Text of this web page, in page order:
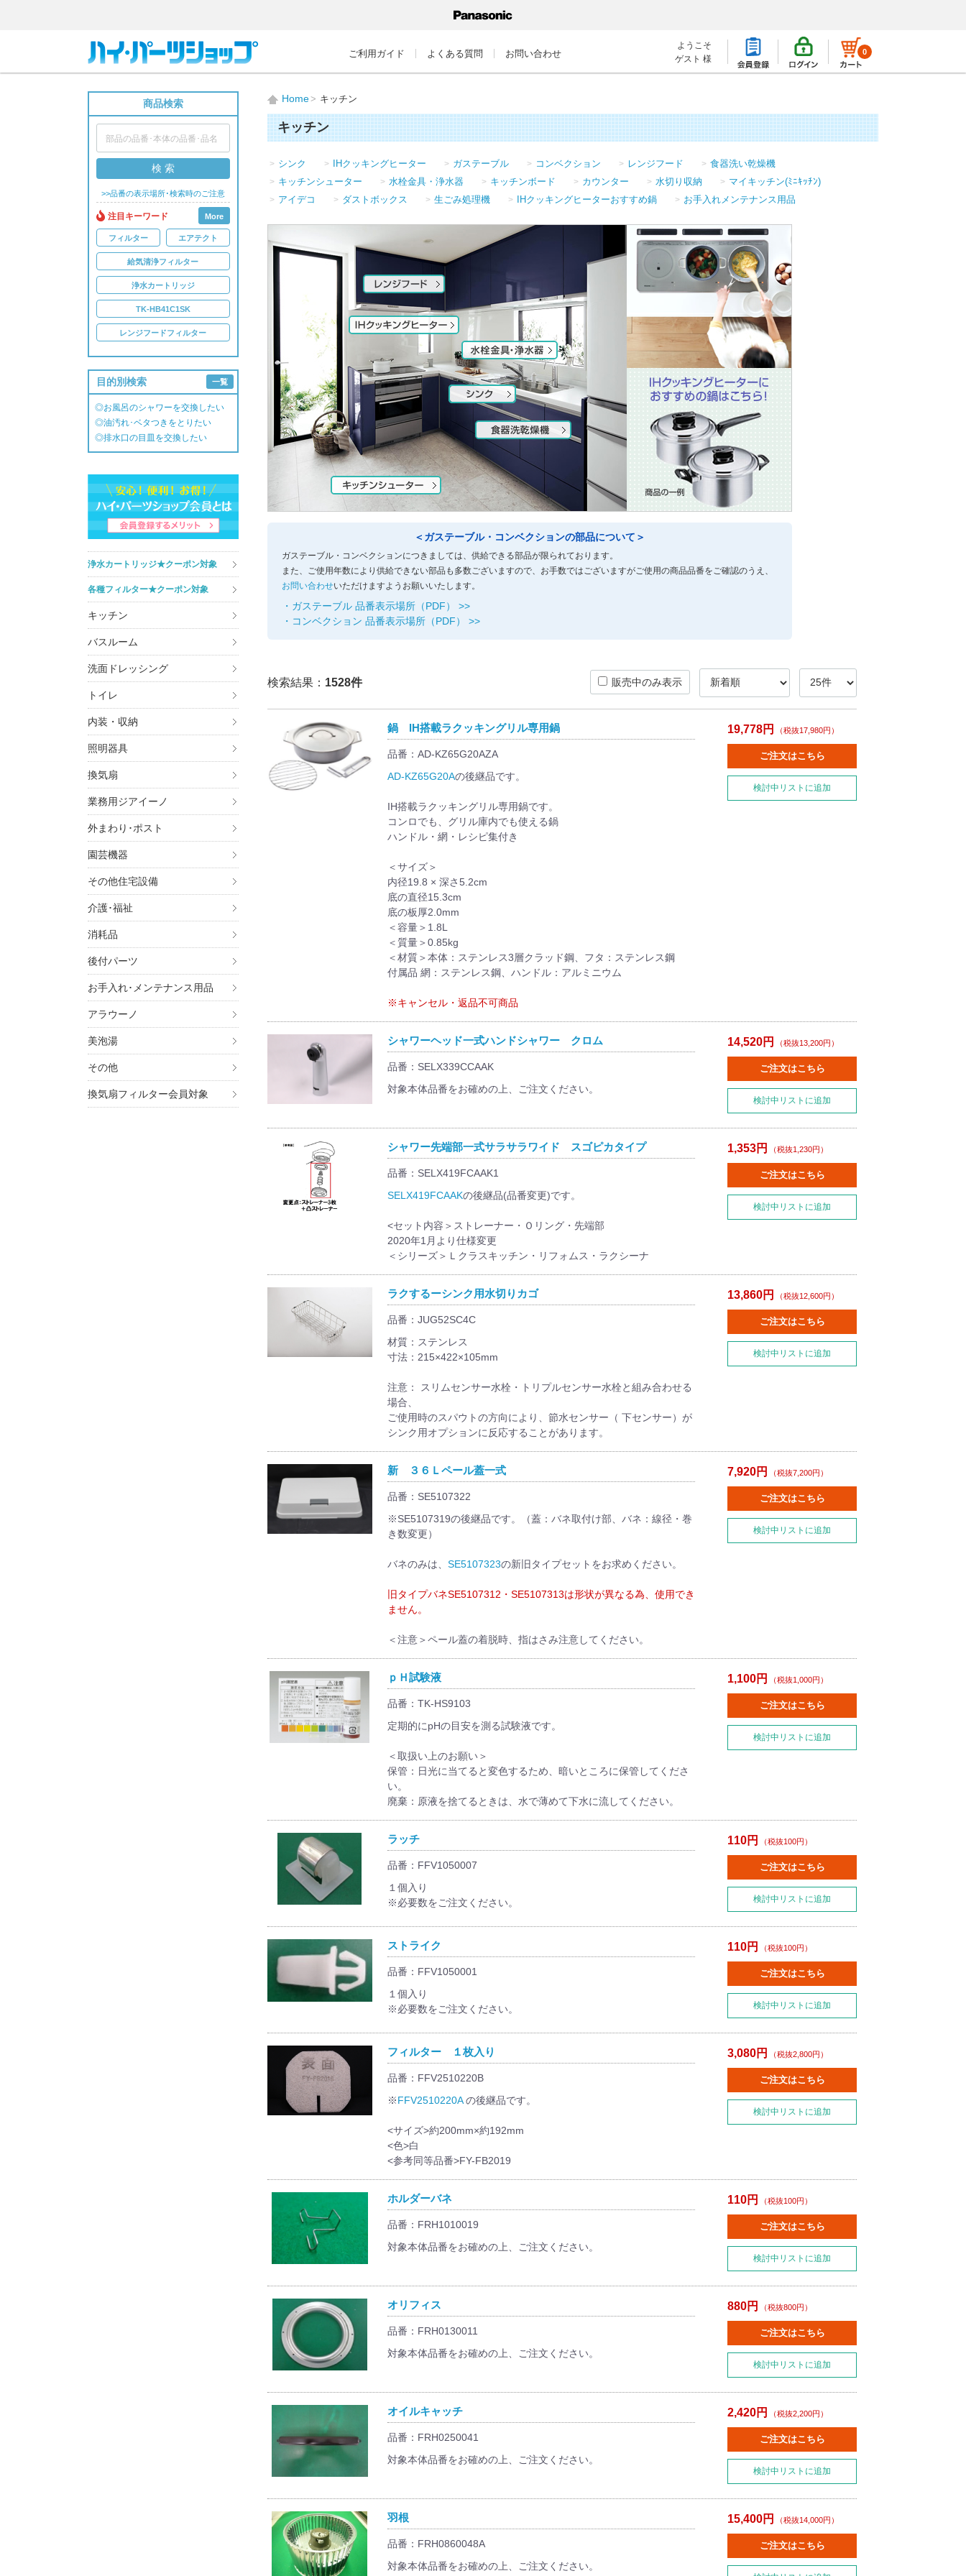
ご利用ガイド よくある質問 お問い合わせ
ようこそ
ゲスト 様
0
商品検索
検 索
>>品番の表示場所･検索時のご注意
注目キーワード More
フィルター エアテクト
給気清浄フィルター
浄水カートリッジ
TK-HB41C1SK
レンジフードフィルター
目的別検索 一覧
◎お風呂のシャワーを交換したい
◎油汚れ･ベタつきをとりたい
◎排水口の目皿を交換したい
浄水カートリッジ★クーポン対象
各種フィルター★クーポン対象
キッチン
バスルーム
洗面ドレッシング
トイレ
内装・収納
照明器具
換気扇
業務用ジアイーノ
外まわり･ポスト
園芸機器
その他住宅設備
介護･福祉
消耗品
後付パーツ
お手入れ･メンテナンス用品
アラウーノ
美泡湯
その他
換気扇フィルター会員対象
Home キッチン
キッチン
シンク IHクッキングヒーター ガステーブル コンベクション レンジフード
食器洗い乾燥機
キッチンシューター
水栓金具・浄水器 キッチンボード カウンター 水切り収納
マイキッチン(ﾐﾆｷｯﾁﾝ)
アイデコ
ダストボックス 生ごみ処理機 IHクッキングヒーターおすすめ鍋 お手入れメンテナンス用品
＜ガステーブル・コンベクションの部品について＞
ガステーブル・コンベクションにつきましては、供給できる部品が限られております。
また、ご使用年数により供給できない部品も多数ございますので、お手数ではございますがご使用の商品品番をご確認のうえ、
お問い合わせいただけますようお願いいたします。
・ガステーブル 品番表示場所（PDF） >>
・コンベクション 品番表示場所（PDF） >>
検索結果： 1528件 販売中のみ表示
鍋 IH搭載ラクッキングリル専用鍋
品番：AD-KZ65G20AZA
AD-KZ65G20Aの後継品です。
IH搭載ラクッキングリル専用鍋です。
コンロでも、グリル庫内でも使える鍋
ハンドル・網・レシピ集付き
＜サイズ＞
内径19.8 × 深さ5.2cm
底の直径15.3cm
底の板厚2.0mm
＜容量＞1.8L
＜質量＞0.85kg
＜材質＞本体：ステンレス3層クラッド鋼、フタ：ステンレス鋼
付属品 網：ステンレス鋼、ハンドル：アルミニウム
※キャンセル・返品不可商品
19,778円 （税抜17,980円）
ご注文はこちら
検討中リストに追加
シャワーヘッド一式ハンドシャワー クロム
品番：SELX339CCAAK
対象本体品番をお確めの上、ご注文ください。
14,520円 （税抜13,200円）
ご注文はこちら
検討中リストに追加
シャワー先端部一式サラサラワイド スゴピカタイプ
品番：SELX419FCAAK1
SELX419FCAAKの後継品(品番変更)です。
<セット内容＞ストレーナー・Ｏリング・先端部
2020年1月より仕様変更
＜シリーズ＞Ｌクラスキッチン・リフォムス・ラクシーナ
1,353円 （税抜1,230円）
ご注文はこちら
検討中リストに追加
ラクするーシンク用水切りカゴ
品番：JUG52SC4C
材質：ステンレス
寸法：215×422×105mm
注意： スリムセンサー水栓・トリプルセンサー水栓と組み合わせる
場合、
ご使用時のスパウトの方向により、節水センサー（ 下センサー）が
シンク用オプションに反応することがあります。
13,860円 （税抜12,600円）
ご注文はこちら
検討中リストに追加
新 ３６Ｌペール蓋一式
品番：SE5107322
※SE5107319の後継品です。（蓋：バネ取付け部、バネ：線径・巻
き数変更）
バネのみは、 SE5107323の新旧タイプセットをお求めください。
旧タイプバネSE5107312・SE5107313は形状が異なる為、使用でき
ません。
＜注意＞ペール蓋の着脱時、指はさみ注意してください。
7,920円 （税抜7,200円）
ご注文はこちら
検討中リストに追加
ｐＨ試験液
品番：TK-HS9103
定期的にpHの目安を測る試験液です。
＜取扱い上のお願い＞
保管：日光に当てると変色するため、暗いところに保管してくださ
い。
廃棄：原液を捨てるときは、水で薄めて下水に流してください。
1,100円 （税抜1,000円）
ご注文はこちら
検討中リストに追加
ラッチ
品番：FFV1050007
１個入り
※必要数をご注文ください。
110円 （税抜100円）
ご注文はこちら
検討中リストに追加
ストライク
品番：FFV1050001
１個入り
※必要数をご注文ください。
110円 （税抜100円）
ご注文はこちら
検討中リストに追加
フィルター １枚入り
品番：FFV2510220B
※FFV2510220Aの後継品です。
<サイズ>約200mm×約192mm
<色>白
<参考同等品番>FY-FB2019
3,080円 （税抜2,800円）
ご注文はこちら
検討中リストに追加
ホルダーバネ
品番：FRH1010019
対象本体品番をお確めの上、ご注文ください。
110円 （税抜100円）
ご注文はこちら
検討中リストに追加
オリフィス
品番：FRH0130011
対象本体品番をお確めの上、ご注文ください。
880円 （税抜800円）
ご注文はこちら
検討中リストに追加
オイルキャッチ
品番：FRH0250041
対象本体品番をお確めの上、ご注文ください。
2,420円 （税抜2,200円）
ご注文はこちら
検討中リストに追加
羽根
品番：FRH0860048A
対象本体品番をお確めの上、ご注文ください。
15,400円 （税抜14,000円）
ご注文はこちら